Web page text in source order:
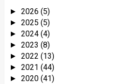
► 2026 (5)
► 2025 (5)
► 2024 (4)
► 2023 (8)
► 2022 (13)
► 2021 (44)
► 2020 (41)